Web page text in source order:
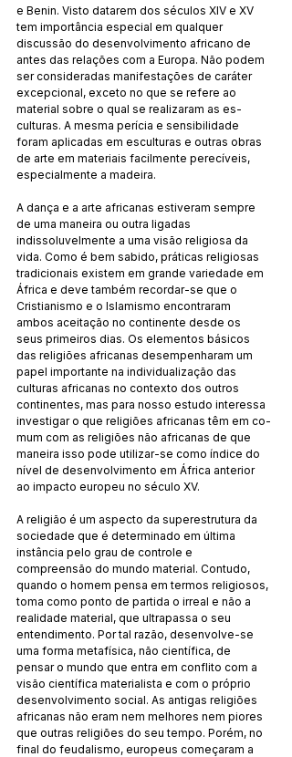
e Be­nin. Visto datarem dos séculos XIV e XV
tem importância es­pecial em qualquer
discussão do desenvolvimento africano de
antes das relações com a Europa. Não podem
ser con­sidera­das manifestações de caráter
excepcional, exceto no que se re­fere ao
material sobre o qual se realizaram as es­
culturas. A mesma perícia e sensibilidade
foram aplicadas em esculturas e outras obras
de arte em materiais facilmente perecíveis,
es­pecialmente a madeira.
A dança e a arte africanas estiveram sempre
de uma maneira ou outra ligadas
indissoluvelmente a uma visão re­li­giosa da
vida. Como é bem sabido, práticas religiosas
tra­dici­onais existem em grande variedade em
África e deve também recordar-se que o
Cristianismo e o Islamismo encontraram
ambos aceitação no continente desde os
seus primeiros dias. Os elementos básicos
das religiões africanas desempenharam um
papel importante na individualização das
culturas africa­nas no contexto dos outros
continentes, mas para nosso es­tudo interessa
investigar o que religiões africanas têm em co­
mum com as religiões não africanas de que
maneira isso pode utilizar-se como índice do
nível de desenvolvimento em África anterior
ao impacto europeu no século XV.
A religião é um aspecto da superestrutura da
sociedade que é determinado em última
instância pelo grau de controle e
compreensão do mundo material. Contudo,
quando o ho­mem pensa em termos religiosos,
toma como ponto de par­tida o irreal e não a
realidade material, que ultrapassa o seu
entendimento. Por tal razão, desenvolve-se
uma forma meta­fí­sica, não científica, de
pensar o mundo que entra em conflito com a
visão científica materialista e com o próprio
desenvol­vimento social. As antigas religiões
africanas não eram nem melhores nem piores
que outras religiões do seu tempo. Po­rém, no
final do feudalismo, europeus começaram a